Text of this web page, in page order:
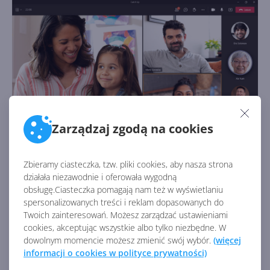
Zarządzaj zgodą na cookies
Zbieramy ciasteczka, tzw. pliki cookies, aby nasza strona
działała niezawodnie i oferowała wygodną
obsługę.Ciasteczka pomagają nam też w wyświetlaniu
spersonalizowanych treści i reklam dopasowanych do
Twoich zainteresowań. Możesz zarządzać ustawieniami
cookies, akceptując wszystkie albo tylko niezbędne. W
dowolnym momencie możesz zmienić swój wybór. (więcej
informacji o cookies w polityce prywatności)
Microsoft Teams w edycji konsumenckiej stał się
integralną częścią zarówno Office 2021, jak też
Windows 11. W przypadku Office'a zmiana ta wpłynie
więc głównie na osoby korzystające z Windows 10 i
macOS.
Czy aktualizacja z Office 2019 do Office
2021 jest możliwa?